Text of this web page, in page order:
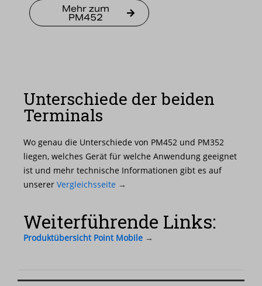
Mehr zum
PM452
Unterschiede der beiden
Terminals
Wo genau die Unterschiede von PM452 und PM352
liegen, welches Gerät für welche Anwendung geeignet
ist und mehr technische Informationen gibt es auf
unserer Vergleichsseite →
Weiterführende Links:
Produktübersicht Point Mobile →